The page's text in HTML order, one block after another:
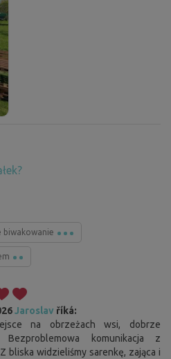
biwakowanie
Jaroslav říká:
na obrzeżach wsi, dobrze
Bezproblemowa komunikacja z
bliska widzieliśmy sarenkę, zająca i